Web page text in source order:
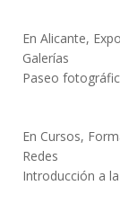
En Alicante,
Galerías
Paseo
En Cursos,
Redes
Introducción a